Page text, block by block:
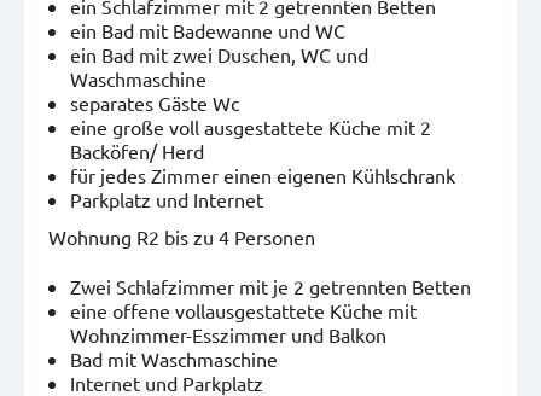
ein Schlafzimmer mit 2 getrennten Betten
ein Bad mit Badewanne und WC
ein Bad mit zwei Duschen, WC und
Waschmaschine
separates Gäste Wc
eine große voll ausgestattete Küche mit 2
Backöfen/ Herd
für jedes Zimmer einen eigenen Kühlschrank
Parkplatz und Internet
Wohnung R2 bis zu 4 Personen
Zwei Schlafzimmer mit je 2 getrennten Betten
eine offene vollausgestattete Küche mit
Wohnzimmer-Esszimmer und Balkon
Bad mit Waschmaschine
Internet und Parkplatz